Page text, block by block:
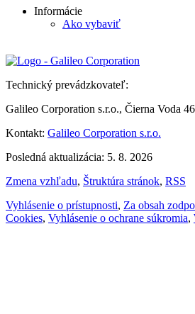
Informácie
Ako vybaviť
Technický prevádzkovateľ:
Galileo Corporation s.r.o., Čierna Voda
Kontakt: Galileo Corporation s.r.o.
Posledná aktualizácia: 5. 8. 2026
Zmena vzhľadu, Štruktúra stránok, RSS
Vyhlásenie o prístupnosti, Za obsah
Cookies, Vyhlásenie o ochrane súkromia,